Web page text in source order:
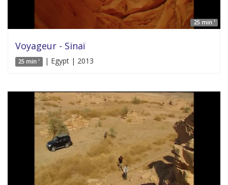
25 min '
Voyageur - Sinaï
25 min ' | Egypt | 2013